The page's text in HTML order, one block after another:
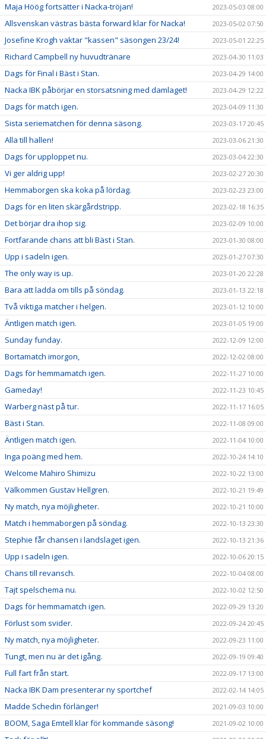
Maja Höög fortsätter i Nacka-tröjan! 2023-05-03 08:00
Allsvenskan västras bästa forward klar för Nacka! 2023-05-02 07:50
Josefine Krogh vaktar "kassen" säsongen 23/24! 2023-05-01 22:25
Richard Campbell ny huvudtränare 2023-04-30 11:03
Dags för Final i Bäst i Stan. 2023-04-29 14:00
Nacka IBK påbörjar en storsatsning med damlaget! 2023-04-29 12:22
Dags för match igen. 2023-04-09 11:30
Sista seriematchen för denna säsong. 2023-03-17 20:45
Alla till hallen! 2023-03-06 21:30
Dags för upploppet nu. 2023-03-04 22:30
Vi ger aldrig upp! 2023-02-27 20:30
Hemmaborgen ska koka på lördag. 2023-02-23 23:00
Dags för en liten skärgårdstripp. 2023-02-18 16:35
Det börjar dra ihop sig. 2023-02-09 10:00
Fortfarande chans att bli Bäst i Stan. 2023-01-30 08:00
Upp i sadeln igen. 2023-01-27 07:30
The only way is up. 2023-01-20 22:28
Bara att ladda om tills på söndag. 2023-01-13 22:18
Två viktiga matcher i helgen. 2023-01-12 10:00
Äntligen match igen. 2023-01-05 19:00
Sunday funday. 2022-12-09 12:00
Bortamatch imorgon, 2022-12-02 08:00
Dags för hemmamatch igen. 2022-11-27 10:00
Gameday! 2022-11-23 10:45
Warberg näst på tur. 2022-11-17 16:05
Bäst i Stan. 2022-11-08 09:00
Äntligen match igen. 2022-11-04 10:00
Inga poäng med hem. 2022-10-24 14:10
Welcome Mahiro Shimizu 2022-10-22 13:00
Välkommen Gustav Hellgren. 2022-10-21 19:49
Ny match, nya möjligheter. 2022-10-21 10:00
Match i hemmaborgen på söndag. 2022-10-13 23:30
Stephie får chansen i landslaget igen. 2022-10-13 21:36
Upp i sadeln igen. 2022-10-06 20:15
Chans till revansch. 2022-10-04 08:00
Tajt spelschema nu. 2022-10-02 12:50
Dags för hemmamatch igen. 2022-09-29 13:20
Förlust som svider. 2022-09-24 20:45
Ny match, nya möjligheter. 2022-09-23 11:00
Tungt, men nu är det igång. 2022-09-19 09:40
Full fart från start. 2022-09-17 13:00
Nacka IBK Dam presenterar ny sportchef 2022-02-14 14:05
Madde Schedin förlänger! 2021-09-03 10:00
BOOM, Saga Emtell klar för kommande säsong! 2021-09-02 10:00